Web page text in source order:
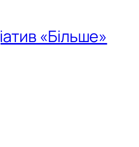
«Більше»